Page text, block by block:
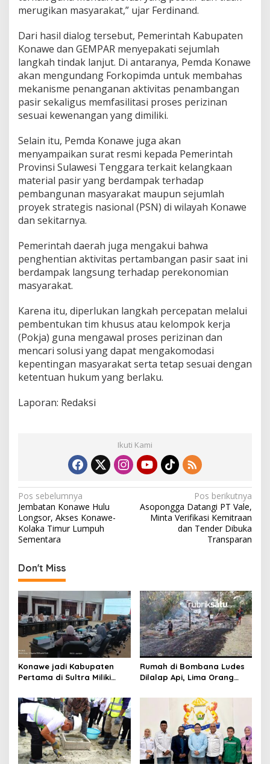
merugikan masyarakat,” ujar Ferdinand.
Dari hasil dialog tersebut, Pemerintah Kabupaten
Konawe dan GEMPAR menyepakati sejumlah
langkah tindak lanjut. Di antaranya, Pemda Konawe
akan mengundang Forkopimda untuk membahas
mekanisme penanganan aktivitas penambangan
pasir sekaligus memfasilitasi proses perizinan
sesuai kewenangan yang dimiliki.
Selain itu, Pemda Konawe juga akan
menyampaikan surat resmi kepada Pemerintah
Provinsi Sulawesi Tenggara terkait kelangkaan
material pasir yang berdampak terhadap
pembangunan masyarakat maupun sejumlah
proyek strategis nasional (PSN) di wilayah Konawe
dan sekitarnya.
Pemerintah daerah juga mengakui bahwa
penghentian aktivitas pertambangan pasir saat ini
berdampak langsung terhadap perekonomian
masyarakat.
Karena itu, diperlukan langkah percepatan melalui
pembentukan tim khusus atau kelompok kerja
(Pokja) guna mengawal proses perizinan dan
mencari solusi yang dapat mengakomodasi
kepentingan masyarakat serta tetap sesuai dengan
ketentuan hukum yang berlaku.
Laporan: Redaksi
Ikuti Kami
N
a
v
i
g
a
s
i
p
o
s
Pos sebelumnya
Jembatan Konawe Hulu
Longsor, Akses Konawe-
Kolaka Timur Lumpuh
Sementara
Pos berikutnya
Asopongga Datangi PT Vale,
Minta Verifikasi Kemitraan
dan Tender Dibuka
Transparan
Don't Miss
Konawe jadi Kabupaten
Pertama di Sultra Miliki
Digital, DPRD Restui
Anggaran Rp200 Juta
Rumah di Bombana Ludes
Dilalap Api, Lima Orang
Dunia